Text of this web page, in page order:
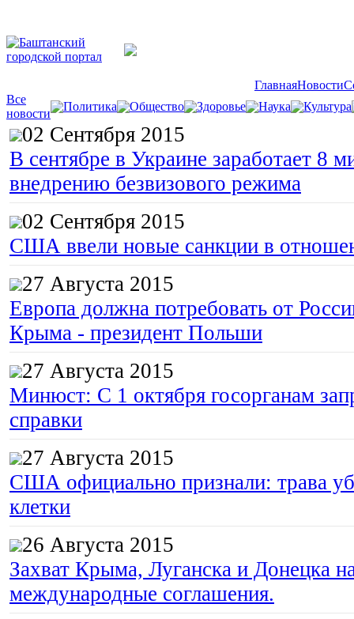
ГлавнаяНовости
Все
новости
Политика Общество Здоровье Наука Культура
02 Сентября 2015
В сентябре в Украине заработает 8
внедрению безвизового режима
02 Сентября 2015
США ввели новые санкции в
27 Августа 2015
Европа должна потребовать от
Крыма - президент Польши
27 Августа 2015
Минюст: С 1 октября госорганам
справки
27 Августа 2015
США официально признали: трава
клетки
26 Августа 2015
Захват Крыма, Луганска и Донецка
международные соглашения.